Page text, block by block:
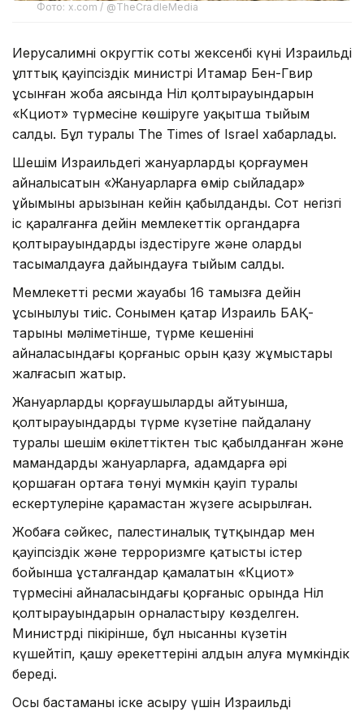
Фото: x.com / @TheCradleMedia
Иерусалимнің округтік соты жексенбі күні Израильдің
ұлттық қауіпсіздік министрі Итамар Бен-Гвир
ұсынған жоба аясында Ніл қолтырауындарын
«Кциот» түрмесіне көшіруге уақытша тыйым
салды. Бұл туралы The Times of Israel хабарлады.
Шешім Израильдегі жануарларды қорғаумен
айналысатын «Жануарларға өмір сыйлаңдар»
ұйымының арызынан кейін қабылданды. Сот негізгі
іс қаралғанға дейін мемлекеттік органдарға
қолтырауындарды іздестіруге және оларды
тасымалдауға дайындауға тыйым салды.
Мемлекеттің ресми жауабы 16 тамызға дейін
ұсынылуы тиіс. Сонымен қатар Израиль БАҚ-
тарының мәліметінше, түрме кешенінің
айналасындағы қорғаныс орын қазу жұмыстары
жалғасып жатыр.
Жануарларды қорғаушылардың айтуынша,
қолтырауындарды түрме күзетіне пайдалану
туралы шешім өкілеттіктен тыс қабылданған және
мамандардың жануарларға, адамдарға әрі
қоршаған ортаға төнуі мүмкін қауіп туралы
ескертулеріне қарамастан жүзеге асырылған.
Жобаға сәйкес, палестиналық тұтқындар мен
қауіпсіздік және терроризмге қатысты істер
бойынша ұсталғандар қамалатын «Кциот»
түрмесінің айналасындағы қорғаныс орында Ніл
қолтырауындарын орналастыру көзделген.
Министрдің пікірінше, бұл нысанның күзетін
күшейтіп, қашу әрекеттерінің алдын алуға мүмкіндік
береді.
Осы бастаманы іске асыру үшін Израильдің